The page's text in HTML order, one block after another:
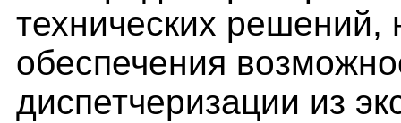
технических
обеспечения
диспетчеризации из